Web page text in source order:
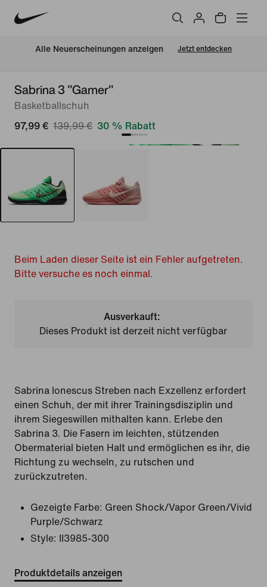
Alle Neuerscheinungen anzeigen Jetzt entdecken
Sabrina 3 "Gamer"
Basketballschuh
97,99 € 139,99 € 30 % Rabatt
Beim Laden dieser Seite ist ein Fehler aufgetreten.
Bitte versuche es noch einmal.
Ausverkauft:
Dieses Produkt ist derzeit nicht verfügbar
Sabrina Ionescus Streben nach Exzellenz erfordert
einen Schuh, der mit ihrer Trainingsdisziplin und
ihrem Siegeswillen mithalten kann. Erlebe den
Sabrina 3. Die Fasern im leichten, stützenden
Obermaterial bieten Halt und ermöglichen es ihr, die
Richtung zu wechseln, zu rutschen und
zurückzutreten.
Gezeigte Farbe: Green Shock/Vapor Green/Vivid
Purple/Schwarz
Style:
II3985-300
Produktdetails anzeigen